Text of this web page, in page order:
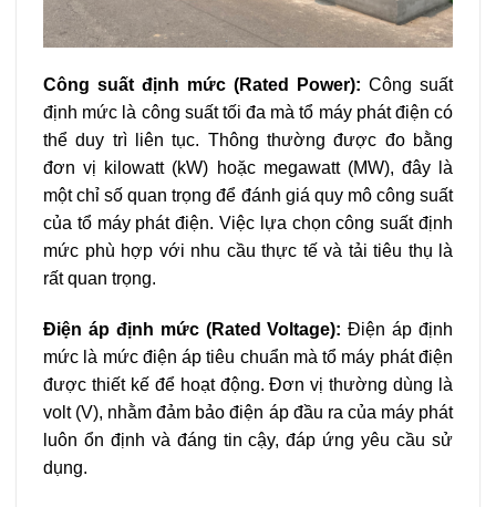
Công suất định mức (Rated Power): Công suất
định mức là công suất tối đa mà tổ máy phát điện có
thể duy trì liên tục. Thông thường được đo bằng
đơn vị kilowatt (kW) hoặc megawatt (MW), đây là
một chỉ số quan trọng để đánh giá quy mô công suất
của tổ máy phát điện. Việc lựa chọn công suất định
mức phù hợp với nhu cầu thực tế và tải tiêu thụ là
rất quan trọng.
Điện áp định mức (Rated Voltage): Điện áp định
mức là mức điện áp tiêu chuẩn mà tổ máy phát điện
được thiết kế để hoạt động. Đơn vị thường dùng là
volt (V), nhằm đảm bảo điện áp đầu ra của máy phát
luôn ổn định và đáng tin cậy, đáp ứng yêu cầu sử
dụng.